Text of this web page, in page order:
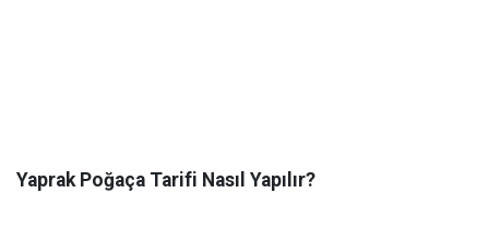
Yaprak Poğaça Tarifi Nasıl Yapılır?